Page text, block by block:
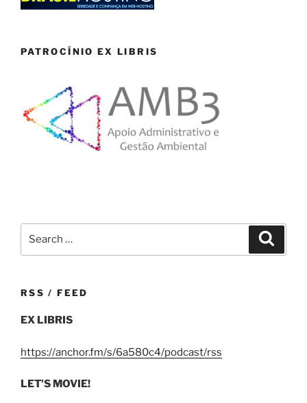
PATROCÍNIO EX LIBRIS
RSS / FEED
EX LIBRIS
https://anchor.fm/s/6a580c4/podcast/rss
LET’S MOVIE!